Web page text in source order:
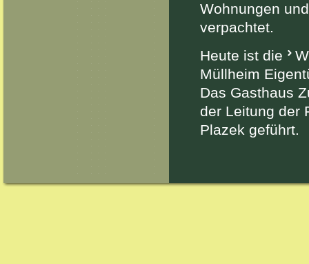
Wohnungen
verpachtet.
Heute ist die
Müllheim
Das Gasthaus
der Leitung der
Plazek geführt.